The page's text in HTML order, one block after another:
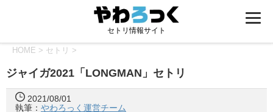
セトリ情報サイト
HOME > セトリ >
ジャイガ2021「LONGMAN」セトリ
2021/08/01
執筆： やわろっく運営チーム